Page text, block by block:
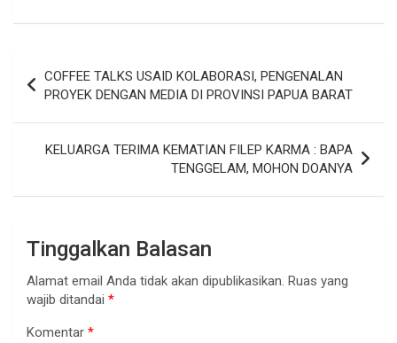
pos
COFFEE TALKS USAID KOLABORASI, PENGENALAN
PROYEK DENGAN MEDIA DI PROVINSI PAPUA BARAT
KELUARGA TERIMA KEMATIAN FILEP KARMA : BAPA
TENGGELAM, MOHON DOANYA
Tinggalkan Balasan
Alamat email Anda tidak akan dipublikasikan. Ruas yang
wajib ditandai *
Komentar *